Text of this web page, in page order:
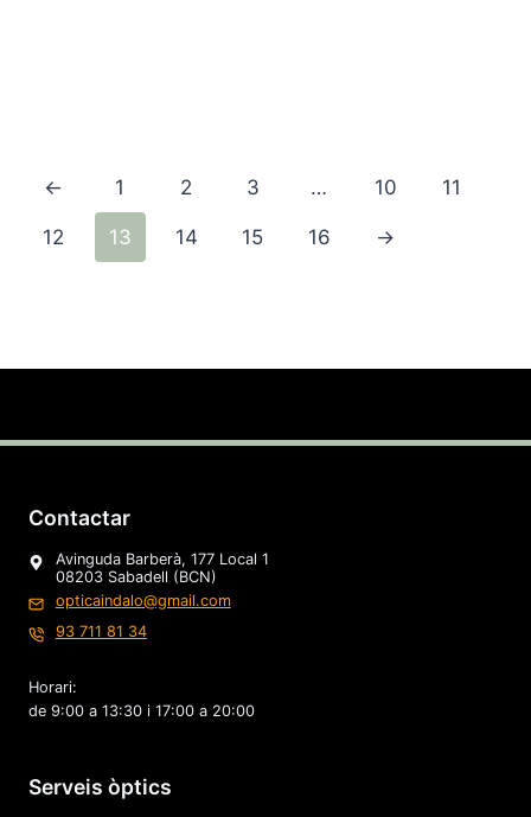
← 1 2 3 … 10 11
12 13 14 15 16 →
Contactar
Avinguda Barberà, 177 Local 1
08203 Sabadell (BCN)
opticaindalo@gmail.com
93 711 81 34
Horari:
de 9:00 a 13:30 i 17:00 a 20:00
Serveis òptics